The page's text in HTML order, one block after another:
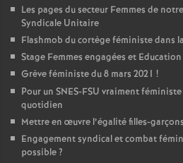
Les pages du secteur Femmes de
Syndicale Unitaire
Flashmob du cortège féministe dans
Stage Femmes engagées et
Grève féministe du 8 mars 2021 !
Pour un SNES-FSU vraiment féministe
quotidien
Mettre en œuvre l’égalité filles-
Engagement syndical et combat
possible?